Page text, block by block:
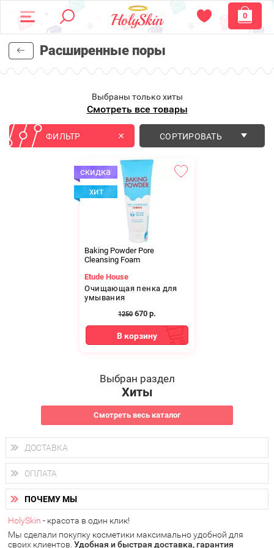
0
Расширенные поры
Выбраны только хиты
Смотреть все товары
ФИЛЬТР СОРТИРОВАТЬ
Baking Powder Pore
Cleansing Foam
Etude House
Очищающая пенка для
умывания
1250 670 р.
В корзину
Выбран раздел
Хиты
Смотреть весь каталог
ДОСТАВКА
Доставка осуществляетсяпо всем городам России.
Вы можете выбрать доставку курьером, Почтой России или
получить заказ в пунктах выдачи PickPoint или пункте
самовывоза.
В 20 городах России доставка осуществляется ужена
следующий день.
у Вас всегда есть возможность получитьбесплатную
доставку от HolySkin.
ОПЛАТА
Вы можете оплатить свой заказ любым удобным способом:
наличными деньгами (
через интернет-банк (Альфа-банк, Сбербанк) и другими
электронными способами.
ПОЧЕМУ МЫ
HolySkin - красота в один клик!
Мы сделали покупку косметики максимально удобной для
своих клиентов. Удобная и быстрая доставка, гарантия